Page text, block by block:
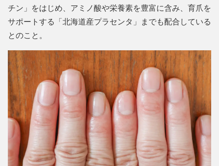
チン」をはじめ、アミノ酸や栄養素を豊富に含み、育爪を
サポートする「北海道産プラセンタ」までも配合している
とのこと。